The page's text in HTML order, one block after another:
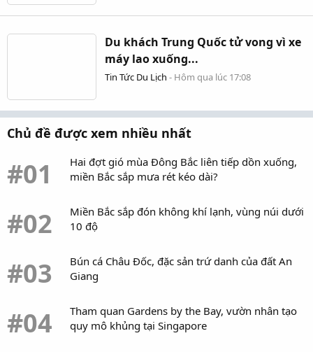
Du khách Trung Quốc tử vong vì xe
máy lao xuống...
Tin Tức Du Lịch - Hôm qua lúc 17:08
Chủ đề được xem nhiều nhất
#01
Hai đợt gió mùa Đông Bắc liên tiếp dồn xuống,
miền Bắc sắp mưa rét kéo dài?
#02
Miền Bắc sắp đón không khí lạnh, vùng núi dưới
10 độ
#03
Bún cá Châu Đốc, đặc sản trứ danh của đất An
Giang
#04
Tham quan Gardens by the Bay, vườn nhân tạo
quy mô khủng tại Singapore